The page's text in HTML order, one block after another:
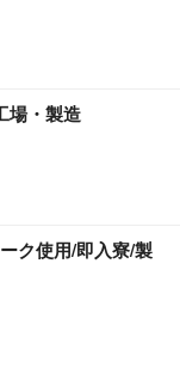
場・製造
ク使用/即入寮/製